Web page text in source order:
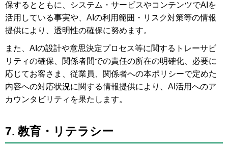
保するとともに、システム・サービスやコンテンツでAIを
活用している事実や、AIの利用範囲・リスク対策等の情報
提供により、透明性の確保に努めます。
また、AIの設計や意思決定プロセス等に関するトレーサビ
リティの確保、関係者間での責任の所在の明確化、必要に
応じてお客さま、従業員、関係者への本ポリシーで定めた
内容への対応状況に関する情報提供により、AI活用へのア
カウンタビリティを果たします。
7. 教育・リテラシー